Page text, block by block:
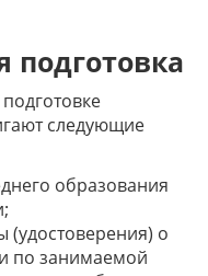
подготовка
следующие
образования
(удостоверения) о
по занимаемой